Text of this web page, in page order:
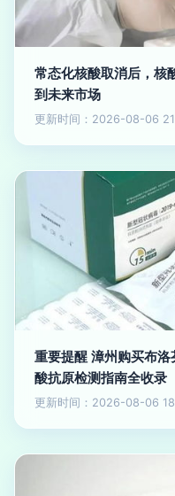
常态化核酸取消后，核
到未来市场
更新时间：2026-08-06
重要提醒 漳州购买布
酸抗原检测指南全收录
更新时间：2026-08-06